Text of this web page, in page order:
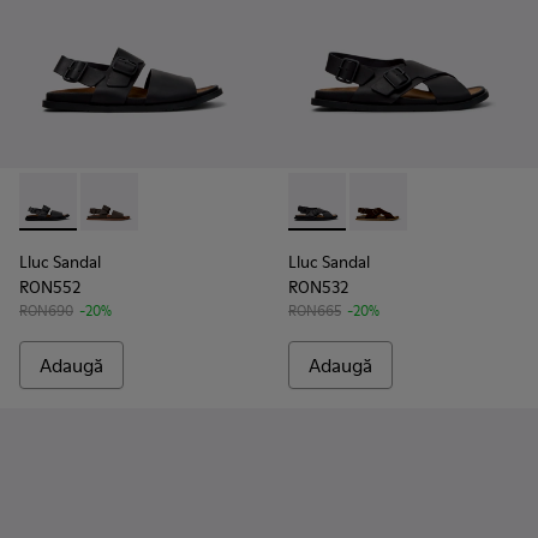
Lluc Sandal - K101092-001 - Sandale din piele negre pentru
Lluc Sandal - K101092-002 - Sandale din piele
Lluc Sandal
RON552
RON690 -20%
Adaugă
Lluc Sandal - K101093-004
Lluc Sandal -
Lluc Sandal
RON532
RON665 -20%
Adaugă